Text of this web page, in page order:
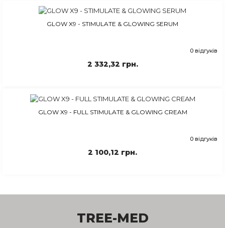
GLOW X9 - STIMULATE & GLOWING SERUM
0 відгуків
2 332,32 грн.
GLOW X9 - FULL STIMULATE & GLOWING CREAM
0 відгуків
2 100,12 грн.
TREE-MED